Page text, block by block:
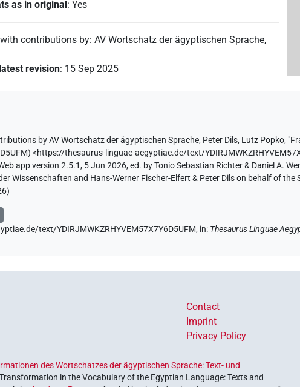
as in original :Yes
with contributions by:AV Wortschatz der ägyptischen Sprache,
latest revision: 15 Sep 2025
by AV Wortschatz der ägyptischen Sprache, Peter Dils, Lutz Popko,
)<https://thesaurus-linguae-aegyptiae.de/text/
app version 2.5.1, 5 Jun 2026, ed. by Tonio Sebastian Richter & Daniel A.
Wissenschaften and Hans-Werner Fischer-Elfert & Peter Dils on behalf of
)
text/YDIRJMWKZRHYVEM57X7Y6D5UFM, in: Thesaurus Linguae
Contact
Imprint
Privacy Policy
des Wortschatzes der ägyptischen Sprache: Text- und
in the Vocabulary of the Egyptian Language: Texts and